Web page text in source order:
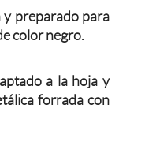
y preparado para
color negro.
a la hoja y
forrada con